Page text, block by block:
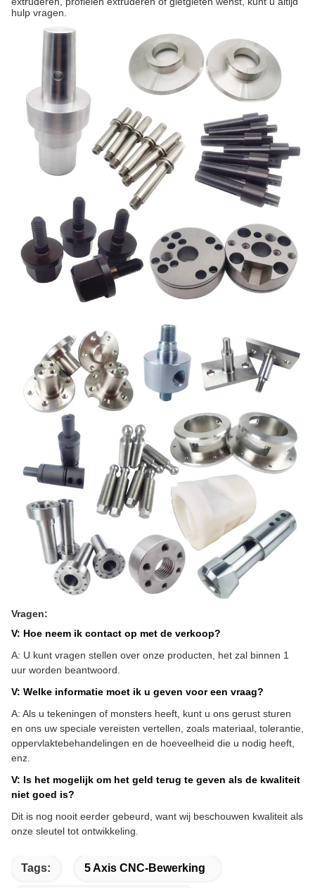
hulp vragen.
Vragen:
V: Hoe neem ik contact op met de verkoop?
A: U kunt vragen stellen over onze producten, het zal binnen 1
uur worden beantwoord.
V: Welke informatie moet ik u geven voor een vraag?
A: Als u tekeningen of monsters heeft, kunt u ons gerust sturen
en ons uw speciale vereisten vertellen, zoals materiaal, tolerantie,
oppervlaktebehandelingen en de hoeveelheid die u nodig heeft,
enz.
V: Is het mogelijk om het geld terug te geven als de kwaliteit
niet goed is?
Dit is nog nooit eerder gebeurd, want wij beschouwen kwaliteit als
onze sleutel tot ontwikkeling.
Tags: 5 Axis CNC-Bewerking